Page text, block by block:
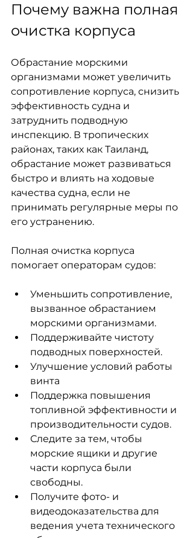
Почему важна полная
очистка корпуса
Обрастание морскими
организмами может увеличить
сопротивление корпуса, снизить
эффективность судна и
затруднить подводную
инспекцию. В тропических
районах, таких как Таиланд,
обрастание может развиваться
быстро и влиять на ходовые
качества судна, если не
принимать регулярные меры по
его устранению.
Полная очистка корпуса
помогает операторам судов:
Уменьшить сопротивление,
вызванное обрастанием
морскими организмами.
Поддерживайте чистоту
подводных поверхностей.
Улучшение условий работы
винта
Поддержка повышения
топливной эффективности и
производительности судов.
Следите за тем, чтобы
морские ящики и другие
части корпуса были
свободны.
Получите фото- и
видеодоказательства для
ведения учета технического